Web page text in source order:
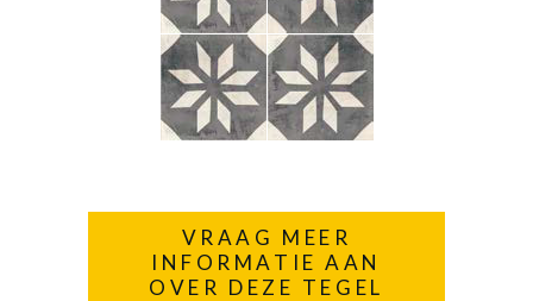
VRAAG MEER
INFORMATIE AAN
OVER DEZE TEGEL